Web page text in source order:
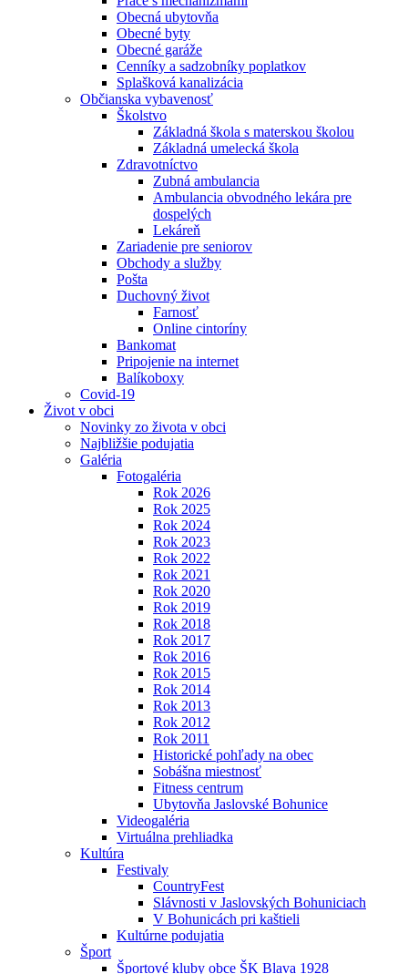
Obecná ubytovňa
Obecné byty
Obecné garáže
Cenníky a sadzobníky poplatkov
Splašková kanalizácia
Občianska vybavenosť
Školstvo
Základná škola s materskou školou
Základná umelecká škola
Zdravotníctvo
Zubná ambulancia
Ambulancia obvodného lekára pre
dospelých
Lekáreň
Zariadenie pre seniorov
Obchody a služby
Pošta
Duchovný život
Farnosť
Online cintoríny
Bankomat
Pripojenie na internet
Balíkoboxy
Covid-19
Život v obci
Novinky zo života v obci
Najbližšie podujatia
Galéria
Fotogaléria
Rok 2026
Rok 2025
Rok 2024
Rok 2023
Rok 2022
Rok 2021
Rok 2020
Rok 2019
Rok 2018
Rok 2017
Rok 2016
Rok 2015
Rok 2014
Rok 2013
Rok 2012
Rok 2011
Historické pohľady na obec
Sobášna miestnosť
Fitness centrum
Ubytovňa Jaslovské Bohunice
Videogaléria
Virtuálna prehliadka
Kultúra
Festivaly
CountryFest
Slávnosti v Jaslovských Bohuniciach
V Bohunicách pri kaštieli
Kultúrne podujatia
Šport
Športové kluby obce ŠK Blava 1928